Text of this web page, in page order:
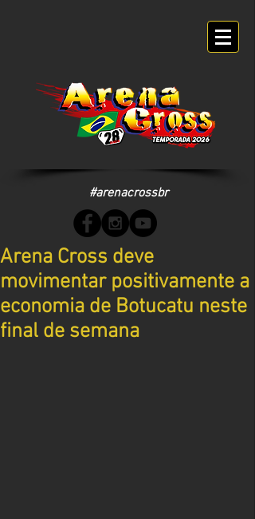
#arenacrossbr
Arena Cross deve
movimentar positivamente a
economia de Botucatu neste
final de semana